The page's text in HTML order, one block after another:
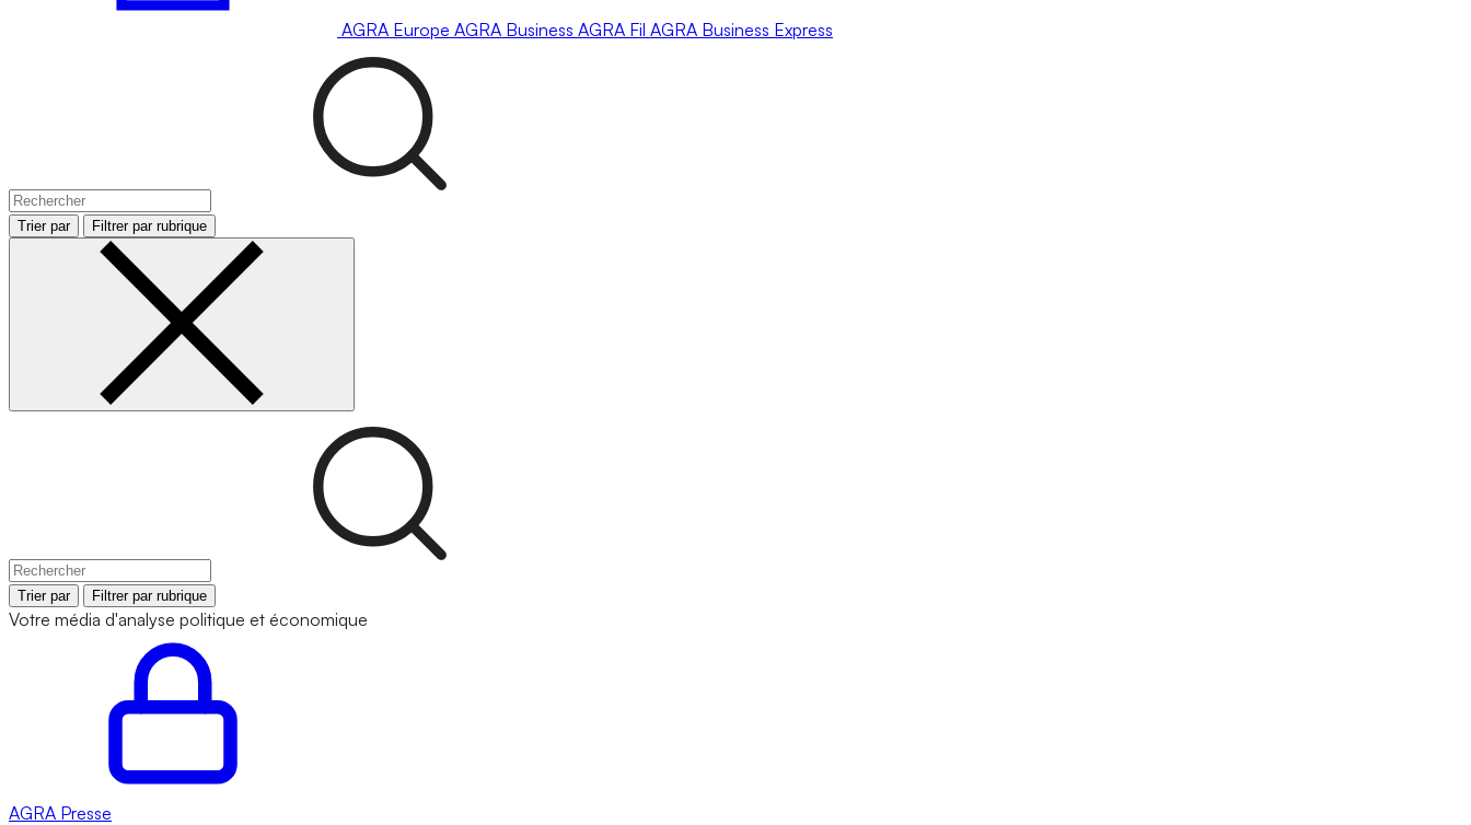
AGRA Europe AGRA Business AGRA Fil AGRA Business Express
Trier par Filtrer par rubrique
Trier par Filtrer par rubrique
Votre média d'analyse politique et économique
AGRA Presse